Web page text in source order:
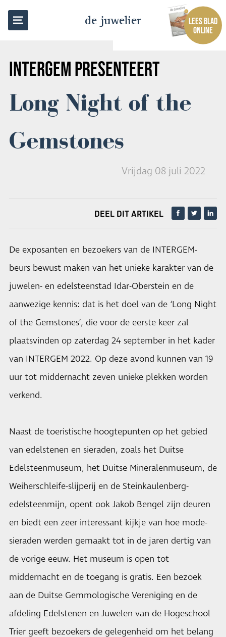
de juwelier
LEES BLAD
ONLINE
INTERGEM PRESENTEERT
Long Night of the
Gemstones
Vrijdag 08 juli 2022
TERUG NAAR OVERZICHT
DEEL DIT ARTIKEL
De exposanten en bezoekers van de INTERGEM-
beurs bewust maken van het unieke karakter van de
juwelen- en edelsteenstad Idar-Oberstein en de
aanwezige kennis: dat is het doel van de ‘Long Night
of the Gemstones’, die voor de eerste keer zal
plaatsvinden op zaterdag 24 september in het kader
van INTERGEM 2022. Op deze avond kunnen van 19
uur tot middernacht zeven unieke plekken worden
verkend.
Naast de toeristische hoogtepunten op het gebied
van edelstenen en sieraden, zoals het Duitse
Edelsteenmuseum, het Duitse Mineralenmuseum, de
Weiherschleife-slijperij en de Steinkaulenberg-
edelsteenmijn, opent ook Jakob Bengel zijn deuren
en biedt een zeer interessant kijkje van hoe mode-
sieraden werden gemaakt tot in de jaren dertig van
de vorige eeuw. Het museum is open tot
middernacht en de toegang is gratis. Een bezoek
aan de Duitse Gemmologische Vereniging en de
afdeling Edelstenen en Juwelen van de Hogeschool
Trier geeft bezoekers de gelegenheid om het belang